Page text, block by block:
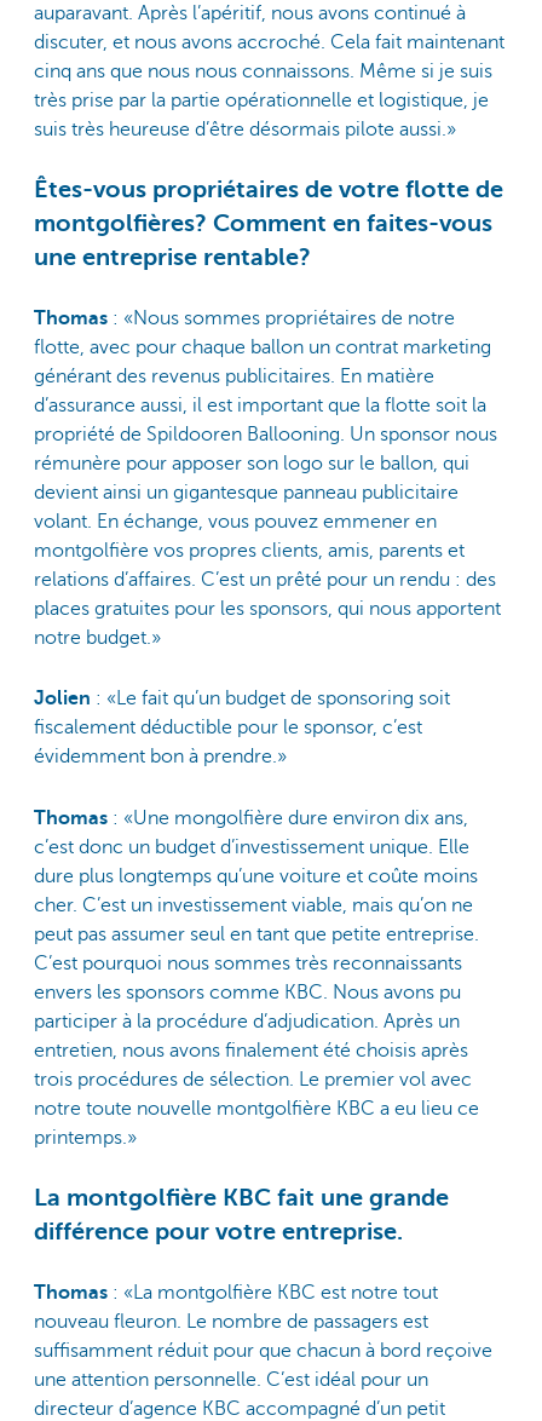
auparavant. Après l’apéritif, nous avons continué à
discuter, et nous avons accroché. Cela fait maintenant
cinq ans que nous nous connaissons. Même si je suis
très prise par la partie opérationnelle et logistique, je
suis très heureuse d’être désormais pilote aussi.»
Êtes-vous propriétaires de votre flotte de
montgolfières? Comment en faites-vous
une entreprise rentable?
Thomas : «Nous sommes propriétaires de notre
flotte, avec pour chaque ballon un contrat marketing
générant des revenus publicitaires. En matière
d’assurance aussi, il est important que la flotte soit la
propriété de Spildooren Ballooning. Un sponsor nous
rémunère pour apposer son logo sur le ballon, qui
devient ainsi un gigantesque panneau publicitaire
volant. En échange, vous pouvez emmener en
montgolfière vos propres clients, amis, parents et
relations d’affaires. C’est un prêté pour un rendu : des
places gratuites pour les sponsors, qui nous apportent
notre budget.»
Jolien : «Le fait qu’un budget de sponsoring soit
fiscalement déductible pour le sponsor, c’est
évidemment bon à prendre.»
Thomas : «Une mongolfière dure environ dix ans,
c’est donc un budget d’investissement unique. Elle
dure plus longtemps qu’une voiture et coûte moins
cher. C’est un investissement viable, mais qu’on ne
peut pas assumer seul en tant que petite entreprise.
C’est pourquoi nous sommes très reconnaissants
envers les sponsors comme KBC. Nous avons pu
participer à la procédure d’adjudication. Après un
entretien, nous avons finalement été choisis après
trois procédures de sélection. Le premier vol avec
notre toute nouvelle montgolfière KBC a eu lieu ce
printemps.»
La montgolfière KBC fait une grande
différence pour votre entreprise.
Thomas : «La montgolfière KBC est notre tout
nouveau fleuron. Le nombre de passagers est
suffisamment réduit pour que chacun à bord reçoive
une attention personnelle. C’est idéal pour un
directeur d’agence KBC accompagné d’un petit